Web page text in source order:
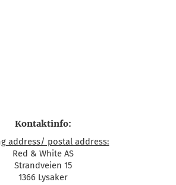
Kontaktinfo:
address/ postal address:
Red & White AS
Strandveien 15
1366 Lysaker